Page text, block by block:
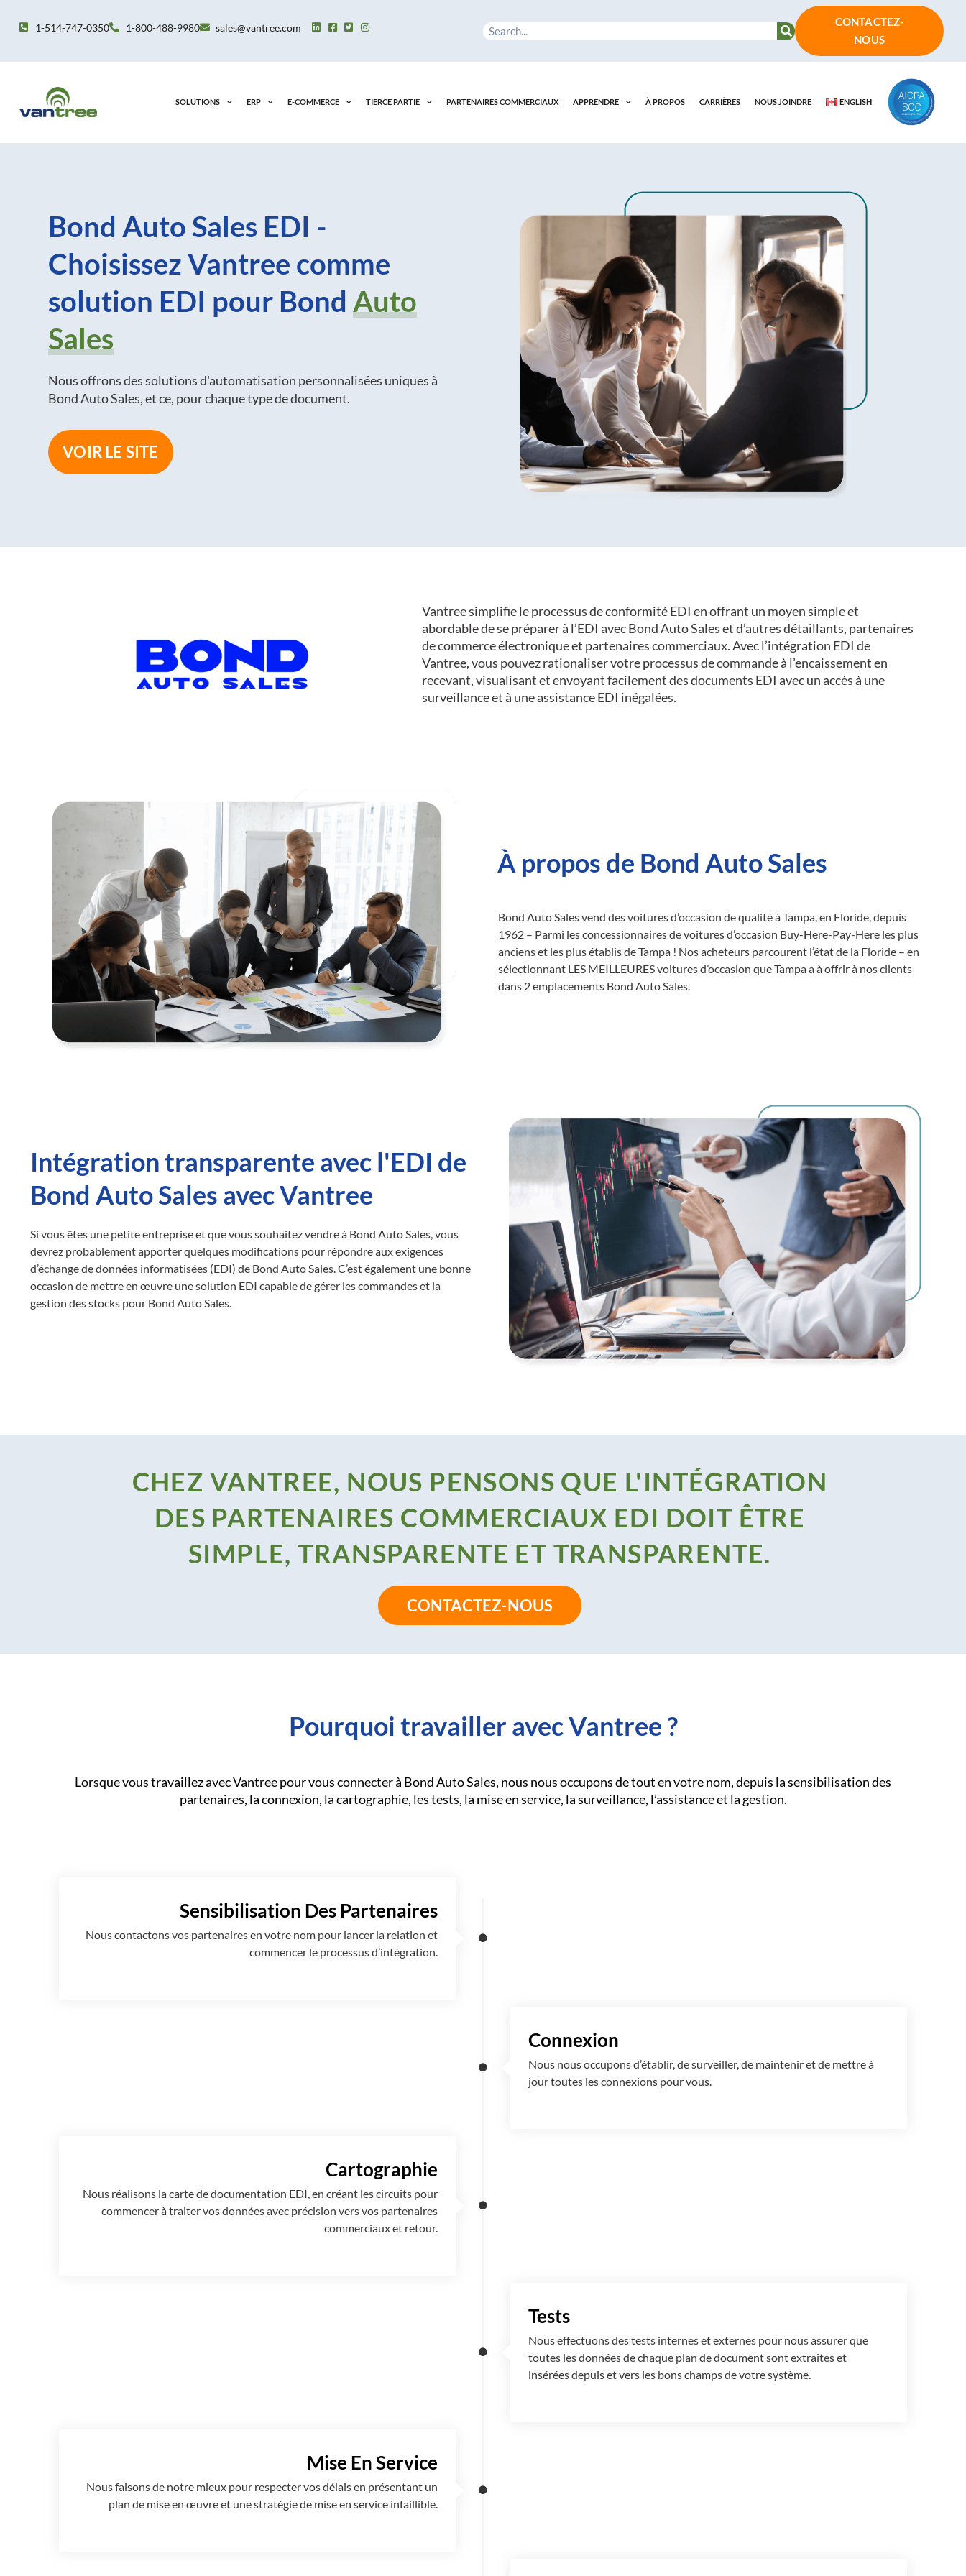
1-514-747-0350 1-800-488-9980 sales@vantree.com Rechercher
CONTACTEZ-
NOUS
SOLUTIONS ERP E-COMMERCE TIERCE PARTIE PARTENAIRES COMMERCIAUX APPRENDRE À PROPOS CARRIÈRES NOUS JOINDRE ENGLISH
Bond Auto Sales EDI -
Choisissez Vantree comme
solution EDI pour BondAuto
Sales
Nous offrons des solutions d'automatisation personnalisées uniques à
Bond Auto Sales, et ce, pour chaque type de document.
VOIR LE SITE
Vantree simplifie le processus de conformité EDI en offrant un moyen simple et
abordable de se préparer à l’EDI avec Bond Auto Sales et d’autres détaillants, partenaires
de commerce électronique et partenaires commerciaux. Avec l’intégration EDI de
Vantree, vous pouvez rationaliser votre processus de commande à l’encaissement en
recevant, visualisant et envoyant facilement des documents EDI avec un accès à une
surveillance et à une assistance EDI inégalées.
À propos de Bond Auto Sales
Bond Auto Sales vend des voitures d’occasion de qualité à Tampa, en Floride, depuis
1962 – Parmi les concessionnaires de voitures d’occasion Buy-Here-Pay-Here les plus
anciens et les plus établis de Tampa ! Nos acheteurs parcourent l’état de la Floride – en
sélectionnant LES MEILLEURES voitures d’occasion que Tampa a à offrir à nos clients
dans 2 emplacements Bond Auto Sales.
Intégration transparente avec l'EDI de
Bond Auto Sales avec Vantree
Si vous êtes une petite entreprise et que vous souhaitez vendre à Bond Auto Sales, vous
devrez probablement apporter quelques modifications pour répondre aux exigences
d’échange de données informatisées (EDI) de Bond Auto Sales. C’est également une bonne
occasion de mettre en œuvre une solution EDI capable de gérer les commandes et la
gestion des stocks pour Bond Auto Sales.
CHEZ VANTREE, NOUS PENSONS QUE L'INTÉGRATION
DES PARTENAIRES COMMERCIAUX EDI DOIT ÊTRE
SIMPLE, TRANSPARENTE ET TRANSPARENTE.
CONTACTEZ-NOUS
Pourquoi travailler avec Vantree ?
Lorsque vous travaillez avec Vantree pour vous connecter à Bond Auto Sales, nous nous occupons de tout en votre nom, depuis la sensibilisation des
partenaires, la connexion, la cartographie, les tests, la mise en service, la surveillance, l’assistance et la gestion.
Sensibilisation Des Partenaires
Nous contactons vos partenaires en votre nom pour lancer la relation et
commencer le processus d’intégration.
Connexion
Nous nous occupons d’établir, de surveiller, de maintenir et de mettre à
jour toutes les connexions pour vous.
Cartographie
Nous réalisons la carte de documentation EDI, en créant les circuits pour
commencer à traiter vos données avec précision vers vos partenaires
commerciaux et retour.
Tests
Nous effectuons des tests internes et externes pour nous assurer que
toutes les données de chaque plan de document sont extraites et
insérées depuis et vers les bons champs de votre système.
Mise En Service
Nous faisons de notre mieux pour respecter vos délais en présentant un
plan de mise en œuvre et une stratégie de mise en service infaillible.